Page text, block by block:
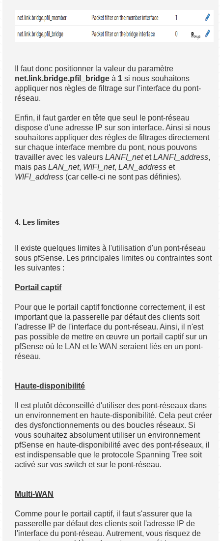
Il faut donc positionner la valeur du paramètre
net.link.bridge.pfil_bridge à 1 si nous souhaitons
appliquer nos règles de filtrage sur l'interface du pont-
réseau.
Enfin, il faut garder en tête que seul le pont-réseau
dispose d'une adresse IP sur son interface. Ainsi si nous
souhaitons appliquer des règles de filtrages directement
sur chaque interface membre du pont, nous pouvons
travailler avec les valeursLANFI_netetLANFI_address,
mais pasLAN_net, WIFI_net,LAN_address et
WIFI_address (car celle-ci ne sont pas définies).
4. Les limites
Il existe quelques limites à l'utilisation d'un pont-réseau
sous pfSense. Les principales limites ou contraintes sont
les suivantes :
Portail captif
Pour que le portail captif fonctionne correctement, il est
important que la passerelle par défaut des clients soit
l'adresse IP de l'interface du pont-réseau. Ainsi, il n'est
pas possible de mettre en œuvre un portail captif sur un
pfSense où le LAN et le WAN seraient liés en un pont-
réseau.
Haute-disponibilité
Il est plutôt déconseillé d'utiliser des pont-réseaux dans
un environnement en haute-disponibilité. Cela peut créer
des dysfonctionnements ou des boucles réseaux. Si
vous souhaitez absolument utiliser un environnement
pfSense en haute-disponibilité avec des pont-réseaux, il
est indispensable que le protocole Spanning Tree soit
activé sur vos switch et sur le pont-réseau.
Multi-WAN
Comme pour le portail captif, il faut s'assurer que la
passerelle par défaut des clients soit l'adresse IP de
l'interface du pont-réseau. Autrement, vous risquez de